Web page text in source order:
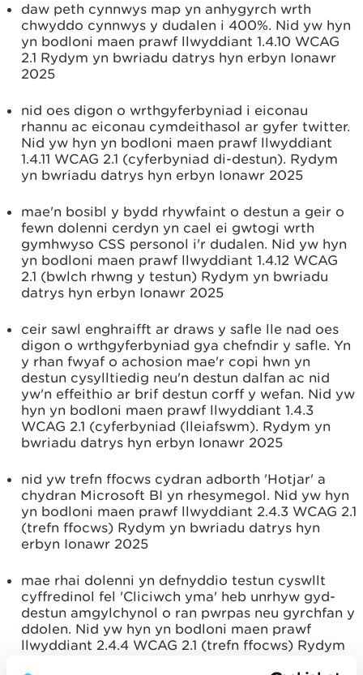
daw peth cynnwys map yn anhygyrch wrth
chwyddo cynnwys y dudalen i 400%. Nid yw hyn
yn bodloni maen prawf llwyddiant 1.4.10 WCAG
2.1 Rydym yn bwriadu datrys hyn erbyn Ionawr
2025
nid oes digon o wrthgyferbyniad i eiconau
rhannu ac eiconau cymdeithasol ar gyfer twitter.
Nid yw hyn yn bodloni maen prawf llwyddiant
1.4.11 WCAG 2.1 (cyferbyniad di-destun). Rydym
yn bwriadu datrys hyn erbyn Ionawr 2025
mae'n bosibl y bydd rhywfaint o destun a geir o
fewn dolenni cerdyn yn cael ei gwtogi wrth
gymhwyso CSS personol i'r dudalen. Nid yw hyn
yn bodloni maen prawf llwyddiant 1.4.12 WCAG
2.1 (bwlch rhwng y testun) Rydym yn bwriadu
datrys hyn erbyn Ionawr 2025
ceir sawl enghraifft ar draws y safle lle nad oes
digon o wrthgyferbyniad gya chefndir y safle. Yn
y rhan fwyaf o achosion mae'r copi hwn yn
destun cysylltiedig neu'n destun dalfan ac nid
yw'n effeithio ar brif destun corff y wefan. Nid yw
hyn yn bodloni maen prawf llwyddiant 1.4.3
WCAG 2.1 (cyferbyniad (lleiafswm). Rydym yn
bwriadu datrys hyn erbyn Ionawr 2025
nid yw trefn ffocws cydran adborth 'Hotjar' a
chydran Microsoft BI yn rhesymegol. Nid yw hyn
yn bodloni maen prawf llwyddiant 2.4.3 WCAG 2.1
(trefn ffocws) Rydym yn bwriadu datrys hyn
erbyn Ionawr 2025
mae rhai dolenni yn defnyddio testun cyswllt
cyffredinol fel 'Cliciwch yma' heb unrhyw gyd-
destun amgylchynol o ran pwrpas neu gyrchfan y
ddolen. Nid yw hyn yn bodloni maen prawf
llwyddiant 2.4.4 WCAG 2.1 (trefn ffocws) Rydym